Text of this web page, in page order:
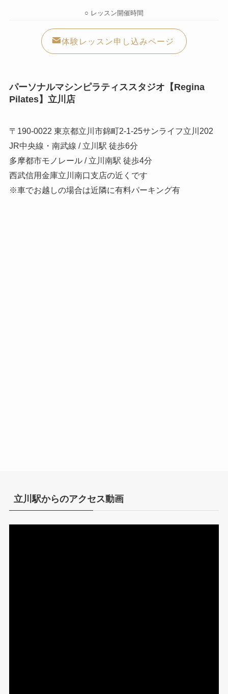
○ レッスン開催時間
体験レッスン申し込みページ
パーソナルマシンピラティススタジオ【Regina
Pilates】立川店
〒190-0022 東京都立川市錦町2-1-25サンライフ立川202
JR中央線・南武線 / 立川駅 徒歩6分
多摩都市モノレール / 立川南駅 徒歩4分
西武信用金庫立川南口支店の近くです
※車でお越しの場合は近隣に有料パーキング有
立川駅からのアクセス動画